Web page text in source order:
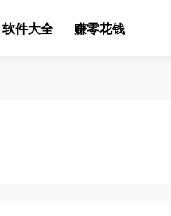
软件大全 赚零花钱